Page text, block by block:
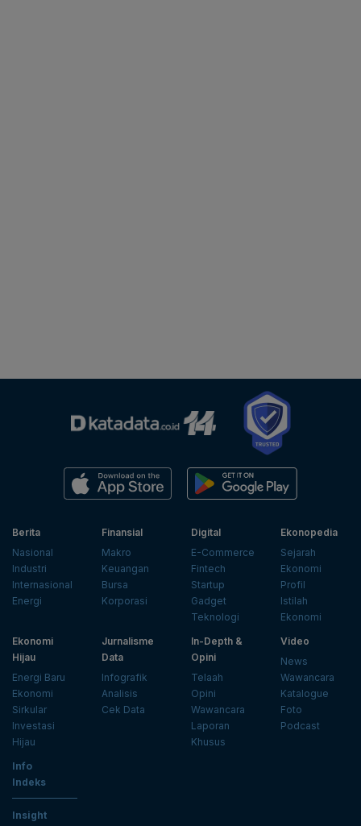
Berita
Nasional
Industri
Internasional
Energi
Finansial
Makro
Keuangan
Bursa
Korporasi
Digital
E-Commerce
Fintech
Startup
Gadget
Teknologi
Ekonopedia
Sejarah
Ekonomi
Profil
Istilah
Ekonomi
Ekonomi
Hijau
Energi Baru
Ekonomi
Sirkular
Investasi
Hijau
Jurnalisme
Data
Infografik
Analisis
Cek Data
In-Depth &
Opini
Telaah
Opini
Wawancara
Laporan
Khusus
Video
News
Wawancara
Katalogue
Foto
Podcast
Info
Indeks
Insight